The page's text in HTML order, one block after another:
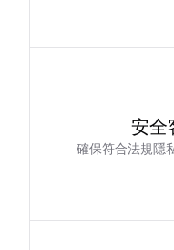
安全
確保符合法規隱